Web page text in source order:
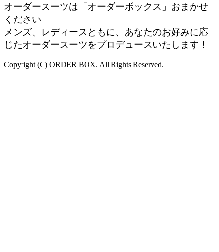
オーダースーツは「オーダーボックス」おまかせ
ください
メンズ、レディースともに、あなたのお好みに応
じたオーダースーツをプロデュースいたします！
Copyright (C) ORDER BOX. All Rights Reserved.